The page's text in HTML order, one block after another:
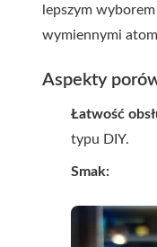
lepszym
wymiennymi
Aspekty
Łatwość
typu DIY.
Smak: